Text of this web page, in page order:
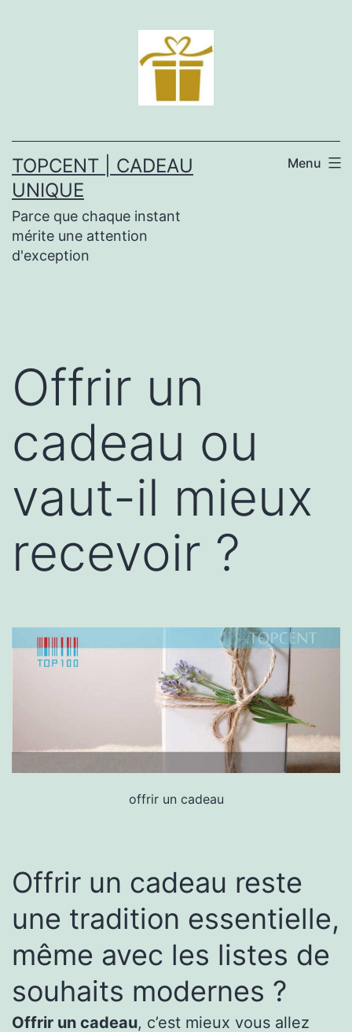
TOPCENT | CADEAU
UNIQUE
Parce que chaque instant
mérite une attention
d'exception
Menu
Offrir un
cadeau ou
vaut-il mieux
recevoir ?
offrir un cadeau
Offrir un cadeau reste
une tradition essentielle,
même avec les listes de
souhaits modernes ?
Offrir un cadeau, c’est mieux vous allez